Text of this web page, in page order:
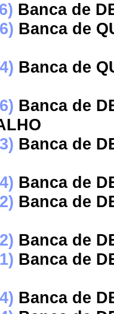
Banca de
Banca de
Banca de
Banca de
Banca de
Banca de
Banca de
Banca de
Banca de
Banca de